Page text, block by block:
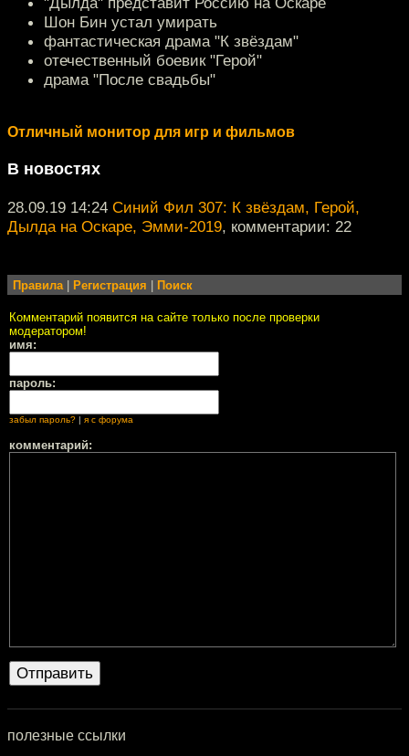
Шон Бин устал умирать
фантастическая драма "К звёздам"
отечественный боевик "Герой"
драма "После свадьбы"
Отличный монитор для игр и фильмов
В новостях
28.09.19 14:24 Синий Фил 307: К звёздам, Герой,
Дылда на Оскаре, Эмми-2019, комментарии: 22
Правила| Регистрация Поиск
Комментарий появится на сайте только после проверки
модератором!
имя:
пароль:
забыл пароль? | я с форума
комментарий:
полезные ссылки